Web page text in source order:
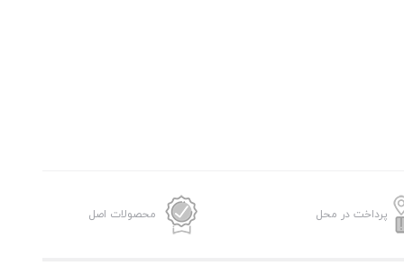
پرداخت در محل محصولات اصل